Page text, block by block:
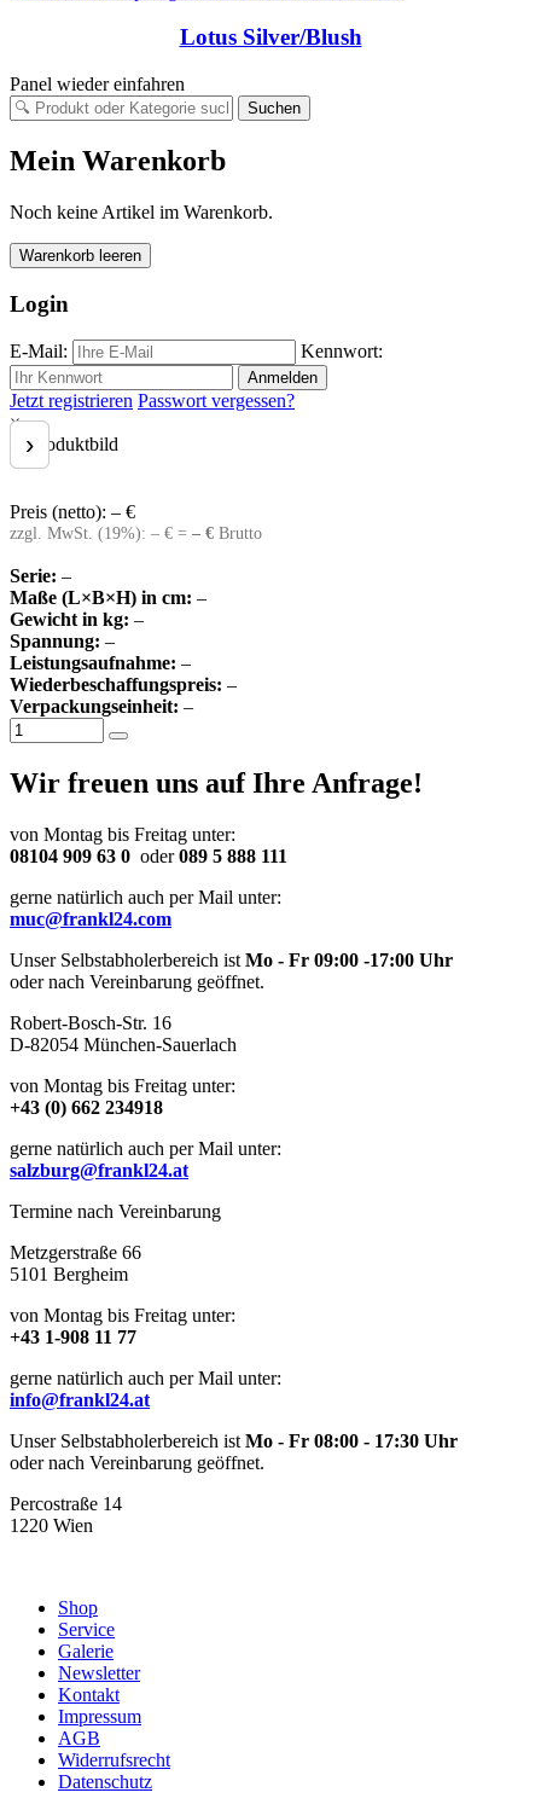
Lotus Silver/Blush
Panel wieder einfahren
Suchen
Mein Warenkorb
Noch keine Artikel im Warenkorb.
Warenkorb leeren
Login
E-Mail: Kennwort:
Anmelden
Jetzt registrieren Passwort vergessen?
×
‹
›
Preis (netto): – €
zzgl. MwSt. (19%): – € = – € Brutto
Serie: –
Maße (L×B×H) in cm: –
Gewicht in kg: –
Spannung: –
Leistungsaufnahme: –
Wiederbeschaffungspreis: –
Verpackungseinheit: –
Wir freuen uns auf Ihre Anfrage!
von Montag bis Freitag unter:
08104 909 63 0 oder089 5 888 111
gerne natürlich auch per Mail unter:
muc@frankl24.com
Unser Selbstabholerbereich ist Mo - Fr 09:00 -17:00 Uhr
oder nach Vereinbarung geöffnet.
Robert-Bosch-Str. 16
D-82054 München-Sauerlach
von Montag bis Freitag unter:
+43 (0) 662 234918
gerne natürlich auch per Mail unter:
salzburg@frankl24.at
Termine nach Vereinbarung
Metzgerstraße 66
5101 Bergheim
von Montag bis Freitag unter:
+43 1-908 11 77
gerne natürlich auch per Mail unter:
info@frankl24.at
Unser Selbstabholerbereich ist Mo - Fr 08:00 - 17:30 Uhr
oder nach Vereinbarung geöffnet.
Percostraße 14
1220 Wien
Shop
Service
Galerie
Newsletter
Kontakt
Impressum
AGB
Widerrufsrecht
Datenschutz